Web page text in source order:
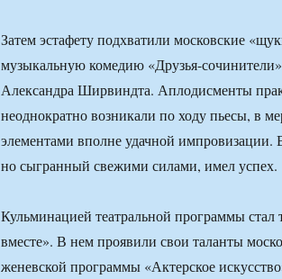
Затем эстафету подхватили московские
музыкальную комедию «Друзья-
Александра Ширвиндта. Аплодисменты
неоднократно возникали по ходу пьесы, в
элементами вполне удачной
но сыгранный свежими силами, имел успех.
Кульминацией театральной программы
вместе». В нем проявили свои таланты
женевской программы «Актерское